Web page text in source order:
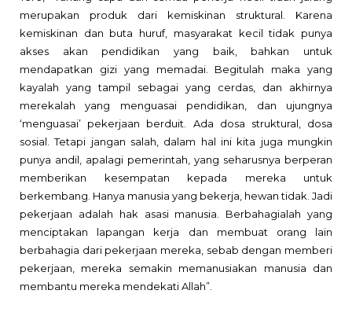
merupakan produk dari kemiskinan struktural. Karena
kemiskinan dan buta huruf, masyarakat kecil tidak punya
akses akan pendidikan yang baik, bahkan untuk
mendapatkan gizi yang memadai. Begitulah maka yang
kayalah yang tampil sebagai yang cerdas, dan akhirnya
merekalah yang menguasai pendidikan, dan ujungnya
‘menguasai’ pekerjaan berduit. Ada dosa struktural, dosa
sosial. Tetapi jangan salah, dalam hal ini kita juga mungkin
punya andil, apalagi pemerintah, yang seharusnya berperan
memberikan kesempatan kepada mereka untuk
berkembang. Hanya manusia yang bekerja, hewan tidak. Jadi
pekerjaan adalah hak asasi manusia. Berbahagialah yang
menciptakan lapangan kerja dan membuat orang lain
berbahagia dari pekerjaan mereka, sebab dengan memberi
pekerjaan, mereka semakin memanusiakan manusia dan
membantu mereka mendekati Allah”.